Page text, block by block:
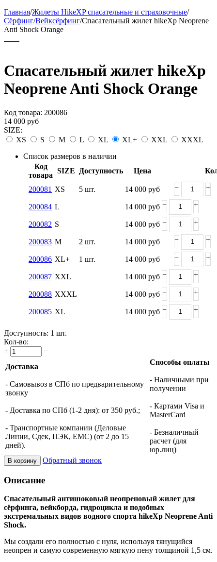
Главная/Жилеты HikeXP спасательные и страховочные/
Сёрфинг/Вейксёрфинг/Спасательный жилет hikeXp Neoprene
Anti Shock Orange
Спасательный жилет hikeXp
Neoprene Anti Shock Orange
Код товара: 200086
14 000 руб
SIZE:
XS
S M L XL XL+ XXL
XXXL
Список размеров в наличии
Код
товара
SIZE Доступность Цена
200081 XS 5 шт. 14 000 руб − +
200084 L 14 000 руб − +
200082 S 14 000 руб − +
200083 M 2 шт. 14 000 руб − +
200086 XL+ 1 шт. 14 000 руб − +
200087 XXL 14 000 руб − +
200088 XXXL 14 000 руб − +
200085 XL 14 000 руб − +
Доступность: 1 шт.
Кол-во:
+
−
Доставка
- Самовывоз в СПб по предварительному
звонку
- Доставка по СПб (1-2 дня): от 350 руб.;
- Транспортные компании (Деловые
Линии, Сдек, ПЭК, ЕМС) (от 2 до 15
дней).
Способы оплаты
- Наличными при
получении
- Картами Visa и
MasterCard
- Безналичный
расчет (для
юр.лиц)
В корзину Обратный звонок
Описание
Спасательный антишоковый неопреновый жилет для
сёрфинга, вейкборда, гидроцикла и подобных
экстремальных видов водного спорта hikeXp Neoprene Anti
Shock.
Мы создали его полностью с нуля, используя тянущийся
неопрен и самую современную мягкую пену толщиной 1,5 см.